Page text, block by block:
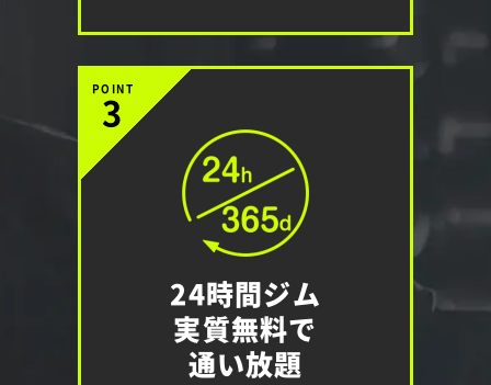
POINT
3
24時間ジム
実質無料で
通い放題